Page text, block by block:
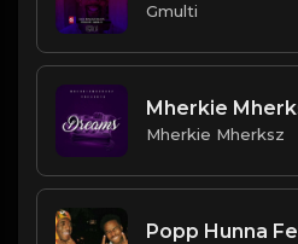
Gmulti
Mherkie
Mherkie Mherksz